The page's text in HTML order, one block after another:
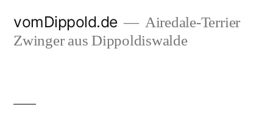
Inhalt
vomDippold.de
Airedale-Terrier
Zwinger aus Dippoldiswalde